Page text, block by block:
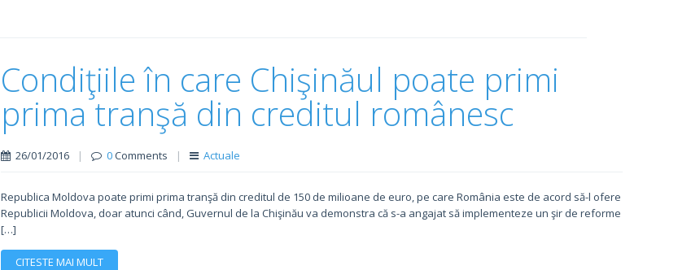
Condiţiile în care Chişinăul poate primi
prima tranşă din creditul românesc
26/01/2016 | 0Comments | Actuale
Republica Moldova poate primi prima tranşă din creditul de 150 de milioane de euro, pe care România este de acord să-l ofere
Republicii Moldova, doar atunci când, Guvernul de la Chişinău va demonstra că s-a angajat să implementeze un şir de reforme
[…]
CITESTE MAI MULT